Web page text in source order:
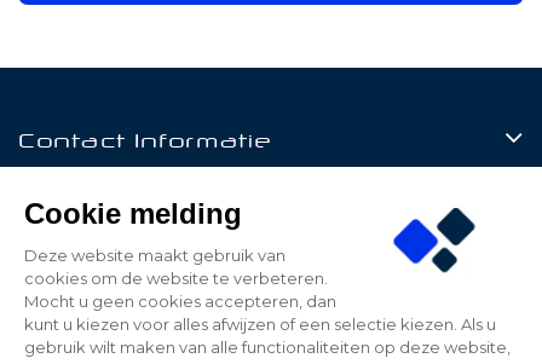
Contact Informatie
Mijn Account
Cookie melding
Deze website maakt gebruik van
cookies om de website te verbeteren.
Mocht u geen cookies accepteren, dan
kunt u kiezen voor alles afwijzen of een selectie kiezen. Als u
gebruik wilt maken van alle functionaliteiten op deze website,